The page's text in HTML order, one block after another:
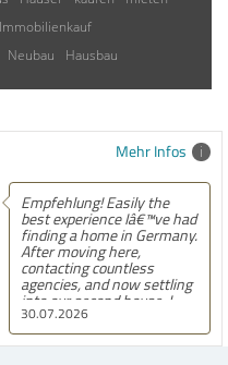
Immobilienkauf
Neubau Hausbau
Mehr Infos
30.07.2026
Empfehlung! Easily the
best experience Iâ€™ve had
finding a home in Germany.
After moving here,
contacting countless
agencies, and now settling
into our second house, I
know firsthand how
challenging and
overwhelming the German